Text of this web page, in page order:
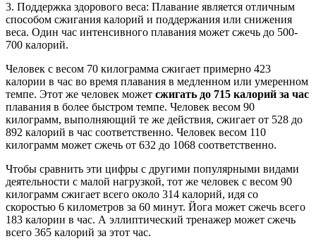
3. Поддержка здорового веса: Плавание является отличным
способом сжигания калорий и поддержания или снижения
веса. Один час интенсивного плавания может сжечь до 500-
700 калорий.
Человек с весом 70 килограмма сжигает примерно 423
калории в час во время плавания в медленном или умеренном
темпе. Этот же человек может сжигать до 715 калорий за час
плавания в более быстром темпе. Человек весом 90
килограмм, выполняющий те же действия, сжигает от 528 до
892 калорий в час соответственно. Человек весом 110
килограмм может сжечь от 632 до 1068 соответственно.
Чтобы сравнить эти цифры с другими популярными видами
деятельности с малой нагрузкой, тот же человек с весом 90
килограмм сжигает всего около 314 калорий, идя со
скоростью 6 километров за 60 минут. Йога может сжечь всего
183 калории в час. А эллиптический тренажер может сжечь
всего 365 калорий за этот час.